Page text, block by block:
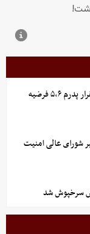
فرزند شهید لاریجانی: درباره نحوه افشای محل استقرار پدرم ۵،۶ فرضیه
شورای عالی امنیت
سرخپوش شد